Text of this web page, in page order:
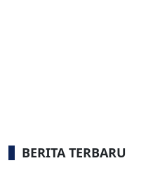
BERITA TERBARU